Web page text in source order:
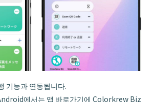
기능과 연동됩니다.
에서는 앱 바로가기에 Colorkrew Biz